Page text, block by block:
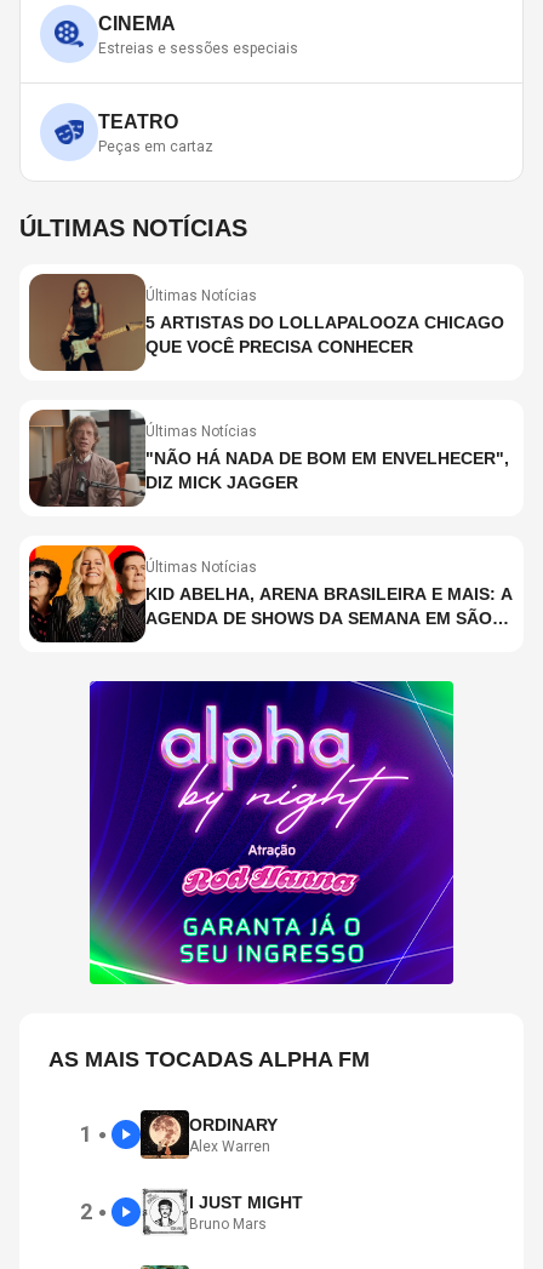
CINEMA
Estreias e sessões especiais
TEATRO
Peças em cartaz
ÚLTIMAS NOTÍCIAS
Últimas Notícias
5 ARTISTAS DO LOLLAPALOOZA CHICAGO
QUE VOCÊ PRECISA CONHECER
Últimas Notícias
"NÃO HÁ NADA DE BOM EM ENVELHECER",
DIZ MICK JAGGER
Últimas Notícias
KID ABELHA, ARENA BRASILEIRA E MAIS: A
AGENDA DE SHOWS DA SEMANA EM SÃO
AS MAIS TOCADAS ALPHA FM
1 ● ORDINARY
Alex Warren
2 ● I JUST MIGHT
Bruno Mars